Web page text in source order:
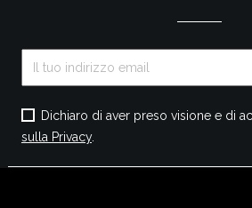
Dichiaro di aver preso visione e di
sulla Privacy.